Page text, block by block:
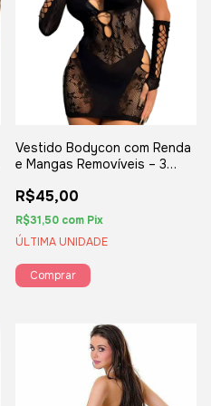
Vestido Bodycon com Renda
e Mangas Removíveis – 3
R$45,00
R$31,50 com Pix
ÚLTIMA UNIDADE